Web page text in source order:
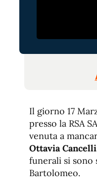
Il giorno 17
presso la RSA
venuta a
Ottavia Cancelli
funerali si sono
Bartolomeo.